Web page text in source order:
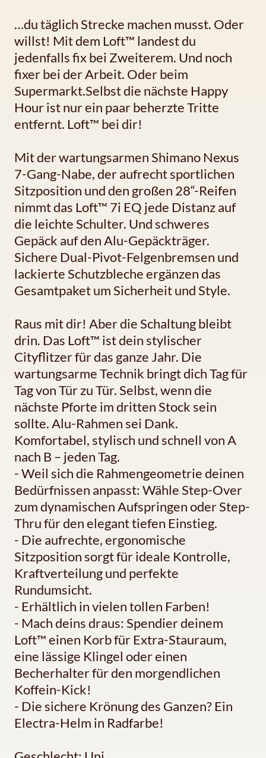
…du täglich Strecke machen musst. Oder
willst! Mit dem Loft™ landest du
jedenfalls fix bei Zweiterem. Und noch
fixer bei der Arbeit. Oder beim
Supermarkt.Selbst die nächste Happy
Hour ist nur ein paar beherzte Tritte
entfernt. Loft™ bei dir!
Mit der wartungsarmen Shimano Nexus
7-Gang-Nabe, der aufrecht sportlichen
Sitzposition und den großen 28“-Reifen
nimmt das Loft™ 7i EQ jede Distanz auf
die leichte Schulter. Und schweres
Gepäck auf den Alu-Gepäckträger.
Sichere Dual-Pivot-Felgenbremsen und
lackierte Schutzbleche ergänzen das
Gesamtpaket um Sicherheit und Style.
Raus mit dir! Aber die Schaltung bleibt
drin. Das Loft™ ist dein stylischer
Cityflitzer für das ganze Jahr. Die
wartungsarme Technik bringt dich Tag für
Tag von Tür zu Tür. Selbst, wenn die
nächste Pforte im dritten Stock sein
sollte. Alu-Rahmen sei Dank.
Komfortabel, stylisch und schnell von A
nach B – jeden Tag.
- Weil sich die Rahmengeometrie deinen
Bedürfnissen anpasst: Wähle Step-Over
zum dynamischen Aufspringen oder Step-
Thru für den elegant tiefen Einstieg.
- Die aufrechte, ergonomische
Sitzposition sorgt für ideale Kontrolle,
Kraftverteilung und perfekte
Rundumsicht.
- Erhältlich in vielen tollen Farben!
- Mach deins draus: Spendier deinem
Loft™ einen Korb für Extra-Stauraum,
eine lässige Klingel oder einen
Becherhalter für den morgendlichen
Koffein-Kick!
- Die sichere Krönung des Ganzen? Ein
Electra-Helm in Radfarbe!